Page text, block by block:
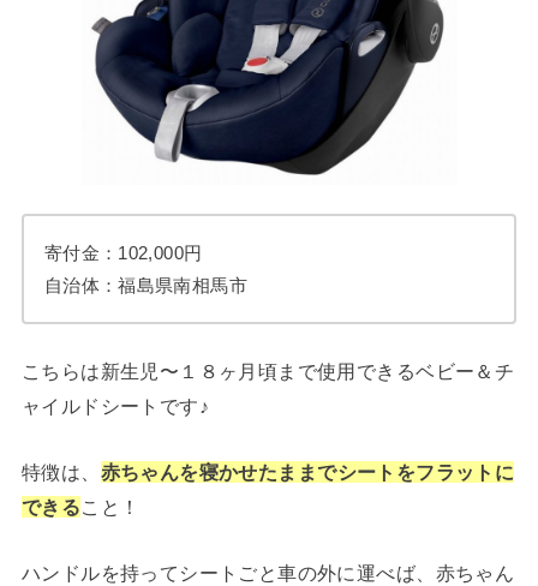
寄付金：102,000円
自治体：福島県南相馬市
こちらは新生児〜１８ヶ月頃まで使用できるベビー＆チ
ャイルドシートです♪
特徴は、 赤ちゃんを寝かせたままでシートをフラットに
できること！
ハンドルを持ってシートごと車の外に運べば、赤ちゃん